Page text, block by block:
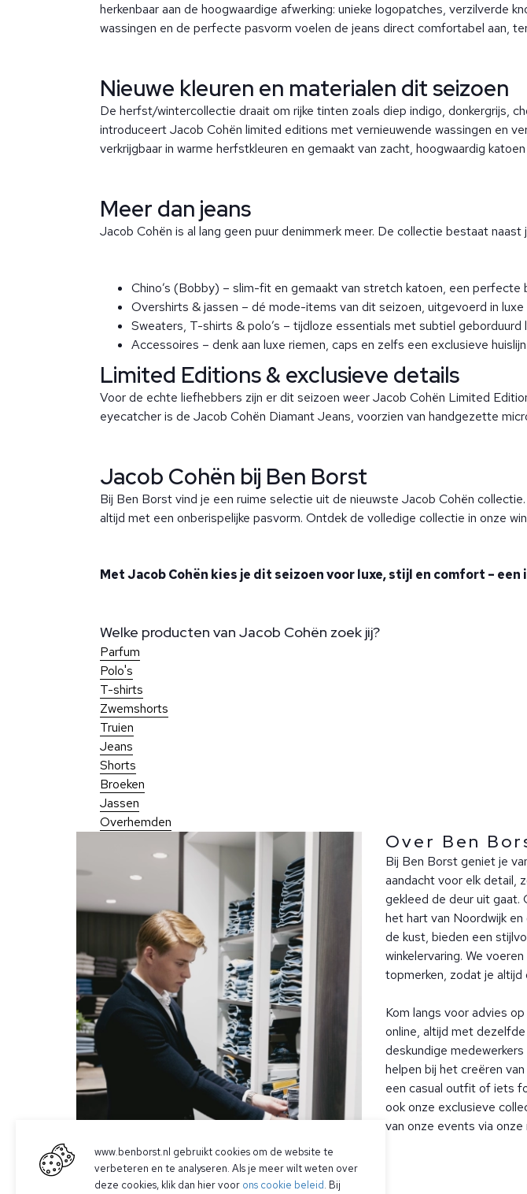
herkenbaar aan de hoogwaardige afwerking: unieke logopatches, verzilverde
wassingen en de perfecte pasvorm voelen de jeans direct comfortabel aan,
Nieuwe kleuren en materialen dit seizoen
De herfst/wintercollectie draait om rijke tinten zoals diep indigo, donkergrijs,
introduceert Jacob Cohën limited editions met vernieuwende wassingen en
verkrijgbaar in warme herfstkleuren en gemaakt van zacht, hoogwaardig
Meer dan jeans
Jacob Cohën is al lang geen puur denimmerk meer. De collectie bestaat naast
Chino’s (Bobby) – slim-fit en gemaakt van stretch katoen, een perfecte
Overshirts & jassen – dé mode-items van dit seizoen, uitgevoerd in
Sweaters, T-shirts & polo’s – tijdloze essentials met subtiel geborduurd
Accessoires – denk aan luxe riemen, caps en zelfs een exclusieve
Limited Editions & exclusieve details
Voor de echte liefhebbers zijn er dit seizoen weer Jacob Cohën Limited
eyecatcher is de Jacob Cohën Diamant Jeans, voorzien van handgezette
Jacob Cohën bij Ben Borst
Bij Ben Borst vind je een ruime selectie uit de nieuwste Jacob Cohën
altijd met een onberispelijke pasvorm. Ontdek de volledige collectie in onze
Met Jacob Cohën kies je dit seizoen voor luxe, stijl en comfort –
Welke producten van Jacob Cohën zoek jij?
Parfum
Polo's
T-shirts
Zwemshorts
Truien
Jeans
Shorts
Broeken
Jassen
Overhemden
Over Ben
Bij Ben Borst geniet je
aandacht voor elk detail,
gekleed de deur uit gaat.
het hart van Noordwijk
de kust, bieden een
winkelervaring. We
topmerken, zodat je
Kom langs voor advies
online, altijd met
deskundige
helpen bij het creëren
een casual outfit of iets
ook onze exclusieve
van onze events via onze
www.benborst.nl gebruikt cookies om de website te
verbeteren en te analyseren. Als je meer wilt weten over
deze cookies, klik dan hier voor ons cookie beleid. Bij